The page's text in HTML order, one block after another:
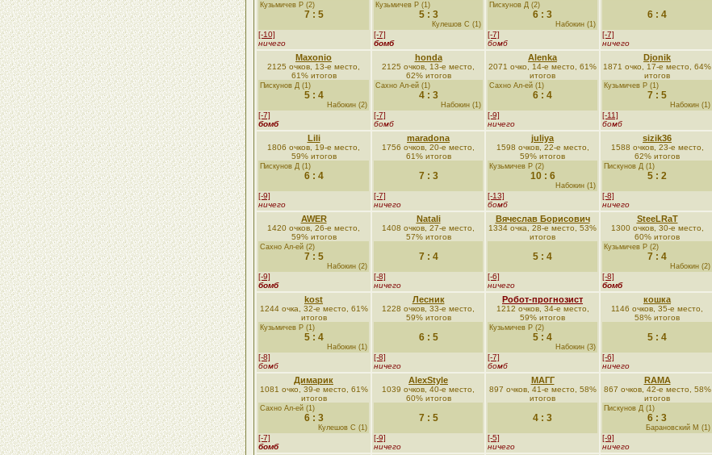
Кузьмичев Р (2)
7 : 5
[-10]
ничего
Кузьмичев Р (1)
5 : 3
Кулешов С (1)
[-7]
бомб
Пискунов Д (2)
6 : 3
Набокин (1)
[-7]
бомб
6 : 4
[-7]
ничего
Maxonio
2125 очков, 13-е место,
61% итогов
Пискунов Д (1)
5 : 4
Набокин (2)
[-7]
бомб
honda
2125 очков, 13-е место,
62% итогов
Сахно Ал-ей (1)
4 : 3
Набокин (1)
[-7]
бомб
Alenka
2071 очко, 14-е место, 61%
итогов
Сахно Ал-ей (1)
6 : 4
[-9]
ничего
Djonik
1871 очко, 17-е место, 64%
итогов
Кузьмичев Р (1)
7 : 5
Набокин (1)
[-11]
бомб
Lili
1806 очков, 19-е место,
59% итогов
Пискунов Д (1)
6 : 4
[-9]
ничего
maradona
1756 очков, 20-е место,
61% итогов
7 : 3
[-7]
ничего
juliya
1598 очков, 22-е место,
59% итогов
Кузьмичев Р (2)
10 : 6
Набокин (1)
[-13]
бомб
sizik36
1588 очков, 23-е место,
62% итогов
Пискунов Д (1)
5 : 2
[-8]
ничего
AWER
1420 очков, 26-е место,
59% итогов
Сахно Ал-ей (2)
7 : 5
Набокин (2)
[-9]
бомб
Natali
1408 очков, 27-е место,
57% итогов
7 : 4
[-8]
ничего
Вячеслав Борисович
1334 очка, 28-е место, 53%
итогов
5 : 4
[-6]
ничего
SteeLRaT
1300 очков, 30-е место,
60% итогов
Кузьмичев Р (2)
7 : 4
Набокин (2)
[-8]
бомб
kost
1244 очка, 32-е место, 61%
итогов
Кузьмичев Р (1)
5 : 4
Набокин (1)
[-8]
бомб
Лесник
1228 очков, 33-е место,
59% итогов
6 : 5
[-8]
ничего
Робот-прогнозист
1212 очков, 34-е место,
59% итогов
Кузьмичев Р (2)
5 : 4
Набокин (3)
[-7]
бомб
кошка
1146 очков, 35-е место,
58% итогов
5 : 4
[-6]
ничего
Димарик
1081 очко, 39-е место, 61%
итогов
Сахно Ал-ей (1)
6 : 3
Кулешов С (1)
[-7]
бомб
AlexStyle
1039 очков, 40-е место,
60% итогов
7 : 5
[-9]
ничего
МАГГ
897 очков, 41-е место, 58%
итогов
4 : 3
[-5]
ничего
RAMA
867 очков, 42-е место, 58%
итогов
Пискунов Д (1)
6 : 3
Барановский М (1)
[-9]
ничего